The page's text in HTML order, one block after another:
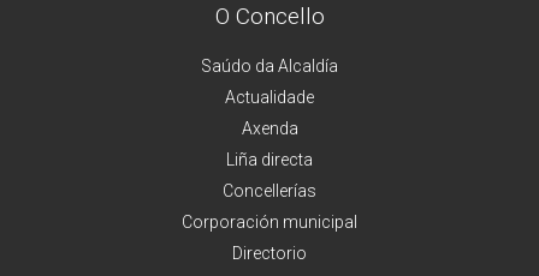
O Concello
Saúdo da Alcaldía
Actualidade
Axenda
Liña directa
Concellerías
Corporación municipal
Directorio